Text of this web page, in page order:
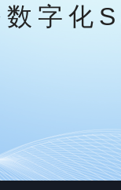
数字化